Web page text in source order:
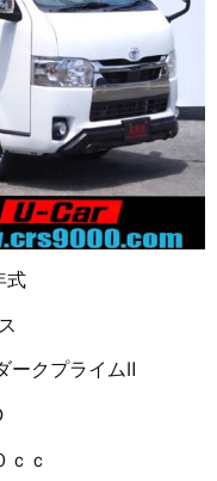
式
クプライムⅡ
ｃｃ